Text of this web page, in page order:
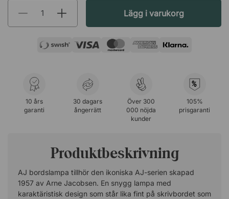
Lägg i varukorg
10 års
garanti
30 dagars
ångerrätt
Över 300
000 nöjda
kunder
%
105%
prisgaranti
Produktbeskrivning
AJ bordslampa tillhör den ikoniska AJ-serien skapad
1957 av Arne Jacobsen. En snygg lampa med
karaktäristisk design som står lika fint på skrivbordet som